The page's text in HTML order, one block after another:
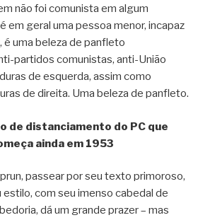
não foi comunista em algum
em geral uma pessoa menor, incapaz
uma beleza de panfleto
partidos comunistas, anti-União
de esquerda, assim como
de direita. Uma beleza de panfleto.
de distanciamento do PC que
ainda em 1953
passear por seu texto primoroso,
com seu imenso cabedal de
dá um grande prazer – mas